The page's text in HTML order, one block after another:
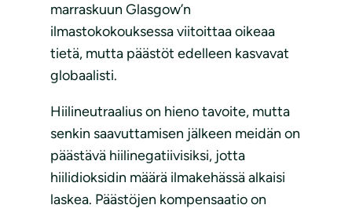
marraskuun Glasgow’n
ilmastokokouksessa viitoittaa oikeaa
tietä, mutta päästöt edelleen kasvavat
globaalisti.
Hiilineutraalius on hieno tavoite, mutta
senkin saavuttamisen jälkeen meidän on
päästävä hiilinegatiivisiksi, jotta
hiilidioksidin määrä ilmakehässä alkaisi
laskea. Päästöjen kompensaatio on